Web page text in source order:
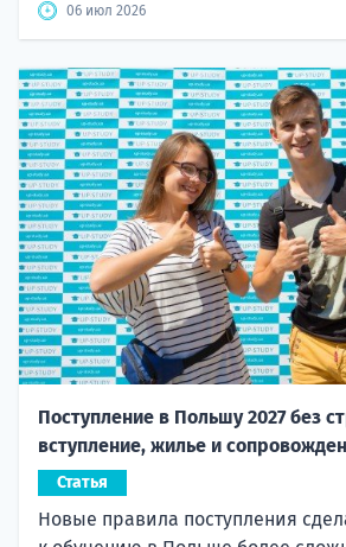
06 июл 2026
Поступление в Польшу 2027 без
вступление, жилье и
Статья
Новые правила поступления